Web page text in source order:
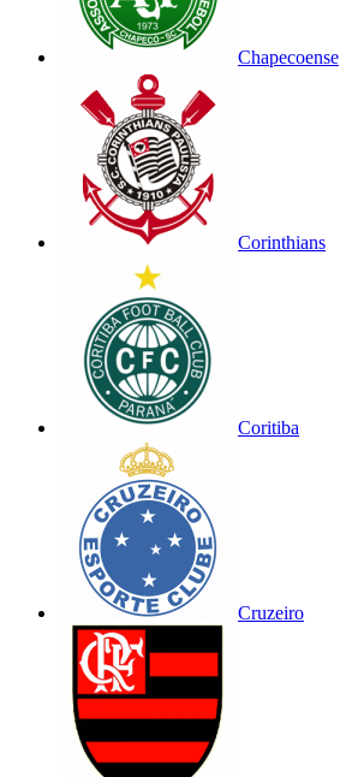
Chapecoense
Corinthians
Coritiba
Cruzeiro